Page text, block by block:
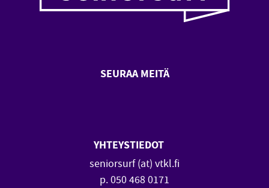
SEURAA MEITÄ
YHTEYSTIEDOT
seniorsurf (at) vtkl.fi
p. 050 468 0171